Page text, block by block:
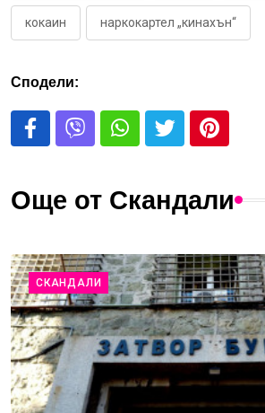
кокаин наркокартел „кинахън“
Сподели:
Още от Скандали
СКАНДАЛИ